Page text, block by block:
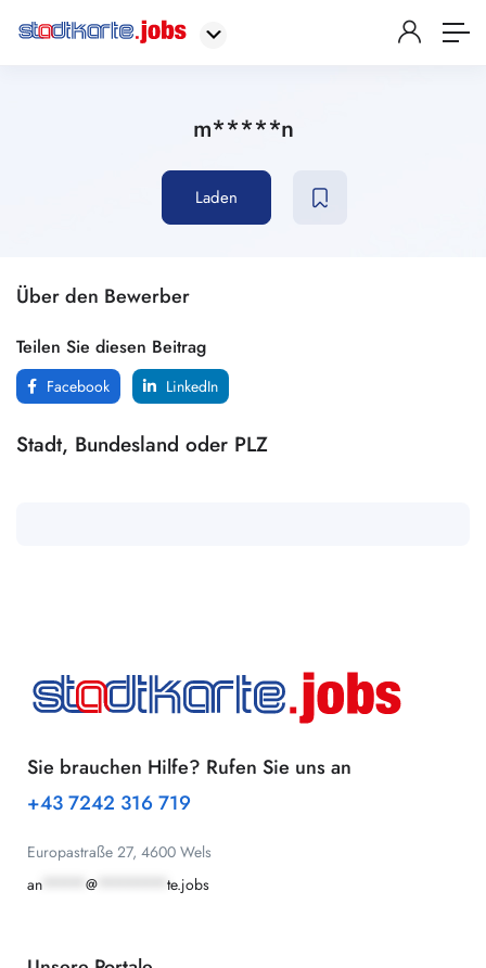
m*****n
Laden
Über den Bewerber
Teilen Sie diesen Beitrag
Facebook LinkedIn
Stadt, Bundesland oder PLZ
Sie brauchen Hilfe? Rufen Sie uns an
+43 7242 316 719
Europastraße 27, 4600 Wels
an
@ te.jobs